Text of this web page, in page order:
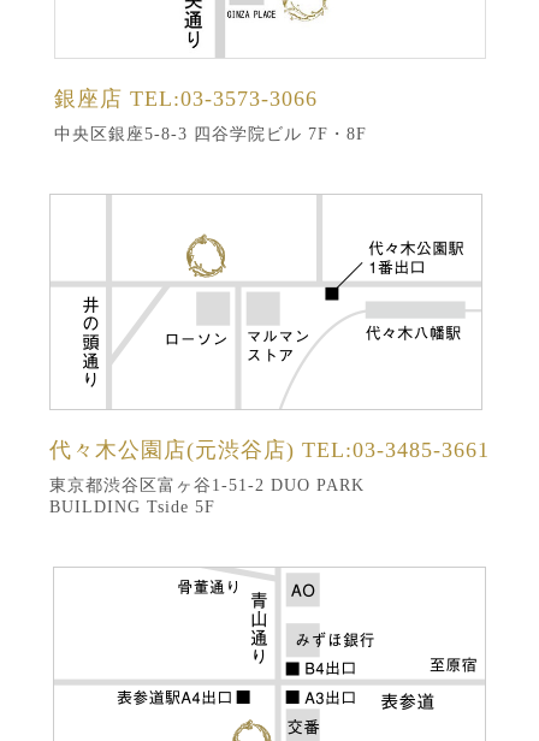
銀座店 TEL:03-3573-3066
中央区銀座5-8-3 四谷学院ビル 7F・8F
代々木公園店(元渋谷店) TEL:03-3485-3661
東京都渋谷区富ヶ谷1-51-2 DUO PARK
BUILDING Tside 5F